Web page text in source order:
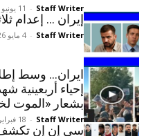
Staff Writer
- 11 يونيو 2026
إيران … إعدام
Staff Writer
- 4 مايو 2026
ایران… وسط
إحياء أربعينية
بشعار «الموت
Staff Writer
- 18 فبراير 2026
سي إن إن